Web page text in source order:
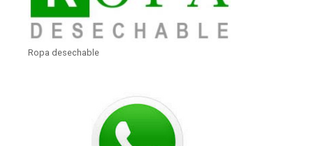
Ropa desechable